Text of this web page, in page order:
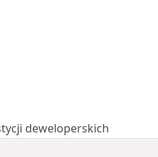
deweloperskich